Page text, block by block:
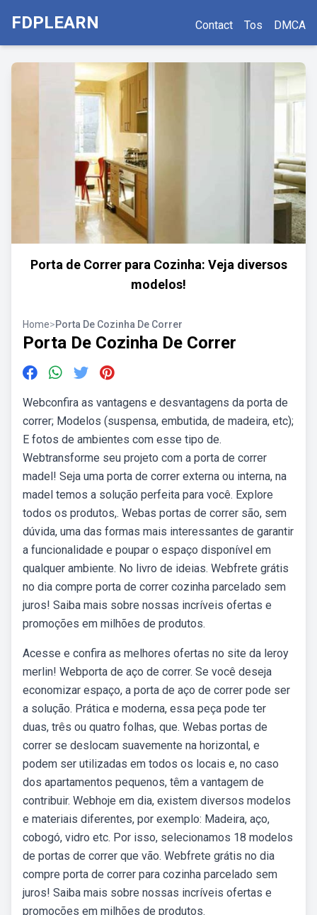
FDPLEARN Contact Tos DMCA
Porta de Correr para Cozinha: Veja diversos
modelos!
Home>Porta De Cozinha De Correr
Porta De Cozinha De Correr
Webconfira as vantagens e desvantagens da porta de
correr; Modelos (suspensa, embutida, de madeira, etc);
E fotos de ambientes com esse tipo de.
Webtransforme seu projeto com a porta de correr
madel! Seja uma porta de correr externa ou interna, na
madel temos a solução perfeita para você. Explore
todos os produtos,. Webas portas de correr são, sem
dúvida, uma das formas mais interessantes de garantir
a funcionalidade e poupar o espaço disponível em
qualquer ambiente. No livro de ideias. Webfrete grátis
no dia compre porta de correr cozinha parcelado sem
juros! Saiba mais sobre nossas incríveis ofertas e
promoções em milhões de produtos.
Acesse e confira as melhores ofertas no site da leroy
merlin! Webporta de aço de correr. Se você deseja
economizar espaço, a porta de aço de correr pode ser
a solução. Prática e moderna, essa peça pode ter
duas, três ou quatro folhas, que. Webas portas de
correr se deslocam suavemente na horizontal, e
podem ser utilizadas em todos os locais e, no caso
dos apartamentos pequenos, têm a vantagem de
contribuir. Webhoje em dia, existem diversos modelos
e materiais diferentes, por exemplo: Madeira, aço,
cobogó, vidro etc. Por isso, selecionamos 18 modelos
de portas de correr que vão. Webfrete grátis no dia
compre porta de correr para cozinha parcelado sem
juros! Saiba mais sobre nossas incríveis ofertas e
promoções em milhões de produtos.